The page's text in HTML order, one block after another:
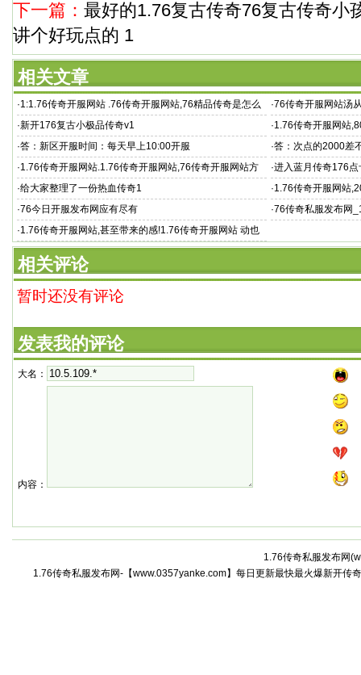
下一篇： 最好的1.76复古传奇76复古传奇小
讲个好玩点的 1
相关文章
·1:1.76传奇开服网站 .76传奇开服网站,76精品传奇是怎么
出来的
·76传奇开服网站汤
·新开176复古小极品传奇v1 ·1.76传奇开服网站
巅峰传奇
·答：新区开服时间：每天早上10:00开服 ·答：次点的2000差
·1.76传奇开服网站.1.76传奇开服网站,76传奇开服网站方
诗双洗干净衣
·进入蓝月传奇176点
·给大家整理了一份热血传奇1 ·1.76传奇开服网站
·76今日开服发布网应有尽有 ·76传奇私服发布网
·1.76传奇开服网站,甚至带来的感!1.76传奇开服网站 动也
不亚于1
相关评论
暂时还没有评论
发表我的评论
大名：
内容：
1.76传奇私服发布网(
1.76传奇私服发布网-【www.0357yanke.com】每日更新最快最火爆新开传